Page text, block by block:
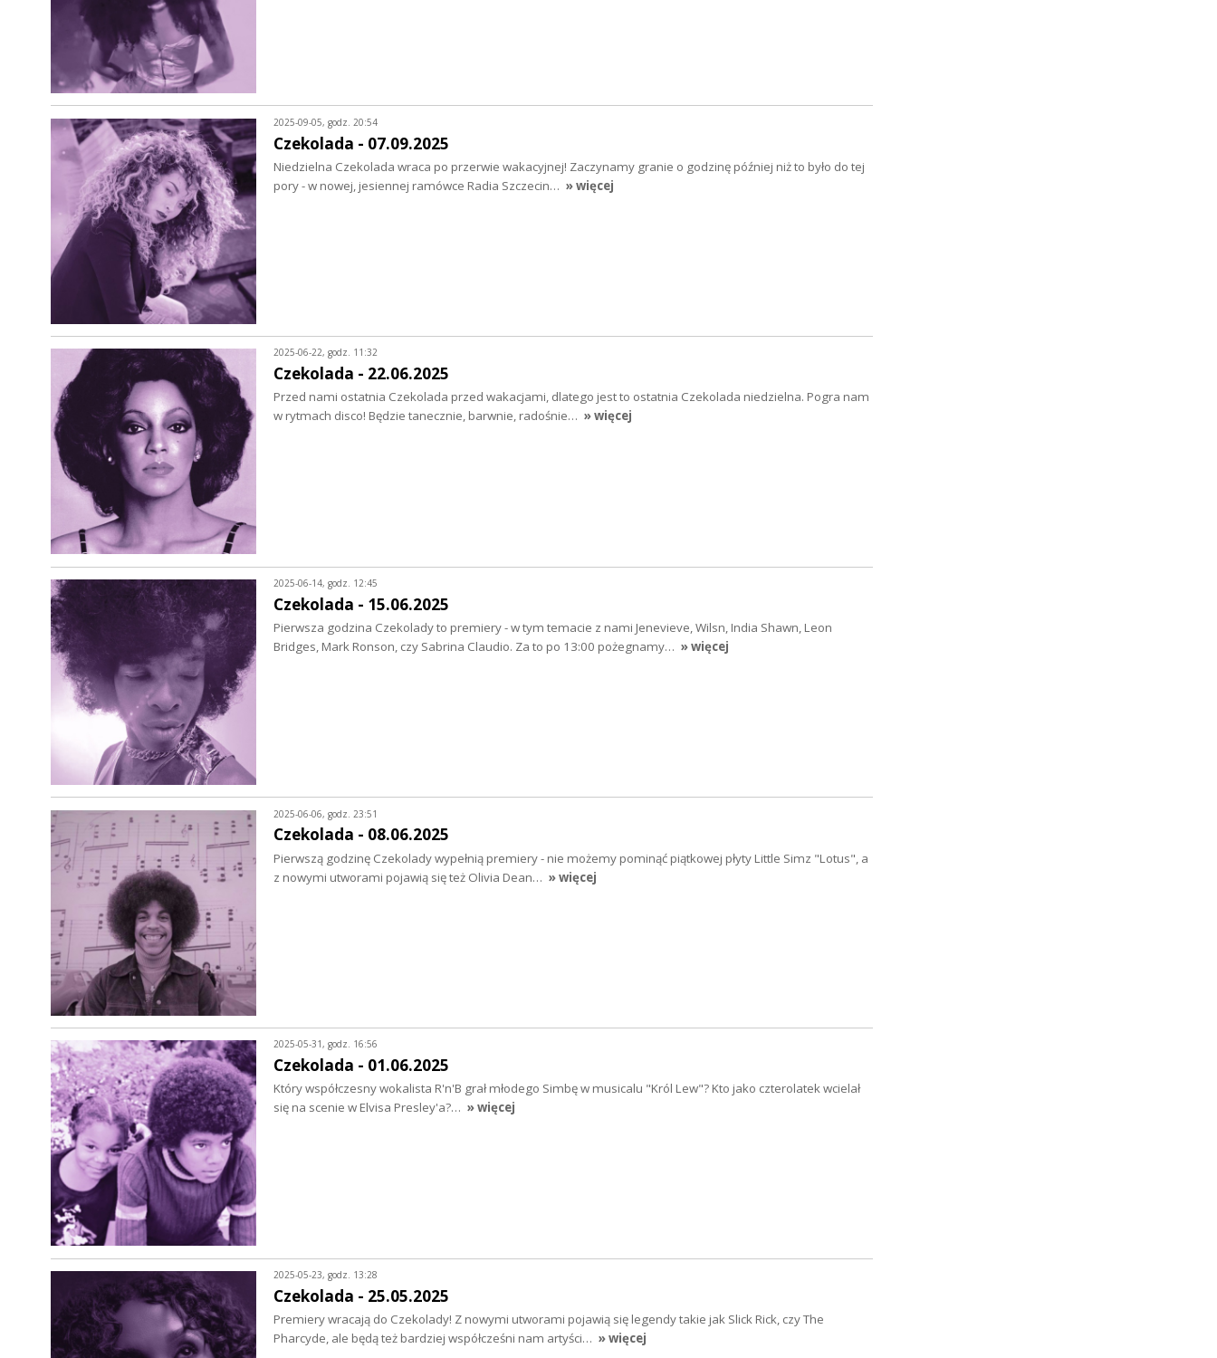
2025-09-05, godz. 20:54
Czekolada - 07.09.2025
Niedzielna Czekolada wraca po przerwie wakacyjnej! Zaczynamy granie o godzinę później niż to było do tej
pory - w nowej, jesiennej ramówce Radia Szczecin… » więcej
2025-06-22, godz. 11:32
Czekolada - 22.06.2025
Przed nami ostatnia Czekolada przed wakacjami, dlatego jest to ostatnia Czekolada niedzielna. Pogra nam
w rytmach disco! Będzie tanecznie, barwnie, radośnie… » więcej
2025-06-14, godz. 12:45
Czekolada - 15.06.2025
Pierwsza godzina Czekolady to premiery - w tym temacie z nami Jenevieve, Wilsn, India Shawn, Leon
Bridges, Mark Ronson, czy Sabrina Claudio. Za to po 13:00 pożegnamy… » więcej
2025-06-06, godz. 23:51
Czekolada - 08.06.2025
Pierwszą godzinę Czekolady wypełnią premiery - nie możemy pominąć piątkowej płyty Little Simz "Lotus", a
z nowymi utworami pojawią się też Olivia Dean… » więcej
2025-05-31, godz. 16:56
Czekolada - 01.06.2025
Który współczesny wokalista R'n'B grał młodego Simbę w musicalu "Król Lew"? Kto jako czterolatek wcielał
się na scenie w Elvisa Presley'a?… » więcej
2025-05-23, godz. 13:28
Czekolada - 25.05.2025
Premiery wracają do Czekolady! Z nowymi utworami pojawią się legendy takie jak Slick Rick, czy The
Pharcyde, ale będą też bardziej współcześni nam artyści… » więcej